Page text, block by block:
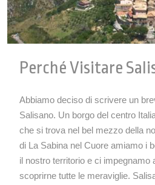
Perché Visitare
Abbiamo deciso di scrivere un
Salisano. Un borgo del centro
che si trova nel bel mezzo della
di La Sabina nel Cuore amiamo i
il nostro territorio e ci impegnamo
scoprirne tutte le meraviglie.